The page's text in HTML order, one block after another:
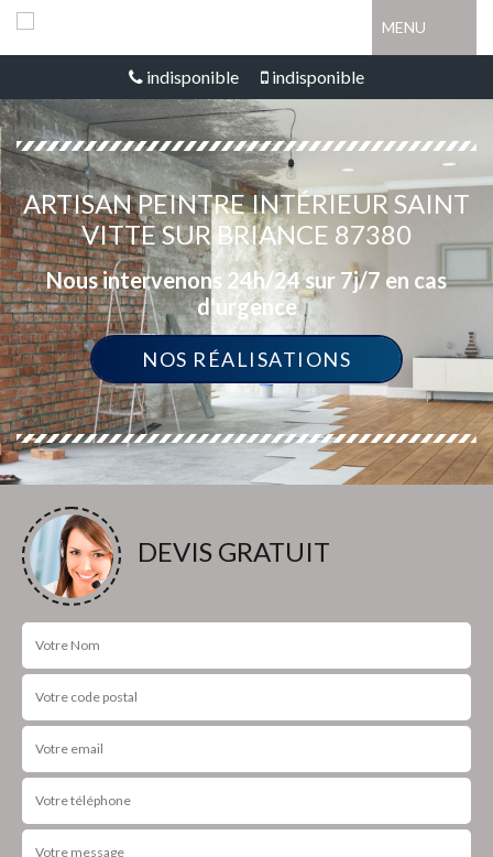
MENU
indisponible indisponible
ARTISAN PEINTRE INTÉRIEUR SAINT
VITTE SUR BRIANCE 87380
Nous intervenons 24h/24 sur 7j/7 en cas
d'urgence
NOS RÉALISATIONS
DEVIS GRATUIT